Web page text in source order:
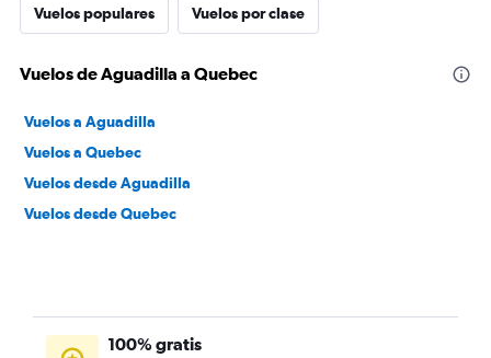
Vuelos populares Vuelos por clase
Vuelos de Aguadilla a Quebec
Vuelos a Aguadilla
Vuelos a Quebec
Vuelos desde Aguadilla
Vuelos desde Quebec
100% gratis